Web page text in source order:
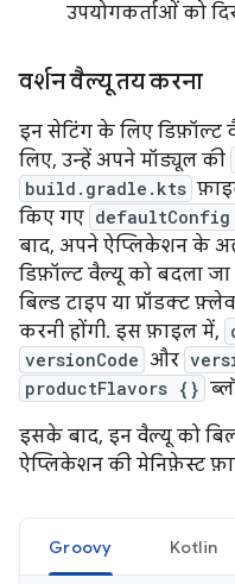
उपयोगकर्ताओं को
वर्शन वैल्यू तय करना
इन सेटिंग के लिए
लिए, उन्हें अपने मॉड्यूल की
build.gradle.kts
किए गए
बाद, अपने ऐप्लिकेशन के
डिफ़ॉल्ट वैल्यू को बदला
बिल्ड टाइप या प्रॉडक्ट
करनी होंगी. इस फ़ाइल में,
versionCode और
productFlavors {}
इसके बाद, इन वैल्यू को
ऐप्लिकेशन की मेनिफ़ेस्ट
Groovy Kotlin